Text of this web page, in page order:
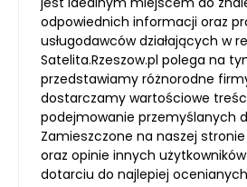
odpowiednich informacji oraz
usługodawców działających w
Satelita.Rzeszow.pl polega na
przedstawiamy różnorodne
dostarczamy wartościowe
podejmowanie przemyślanych
Zamieszczone na naszej
oraz opinie innych
dotarciu do najlepiej